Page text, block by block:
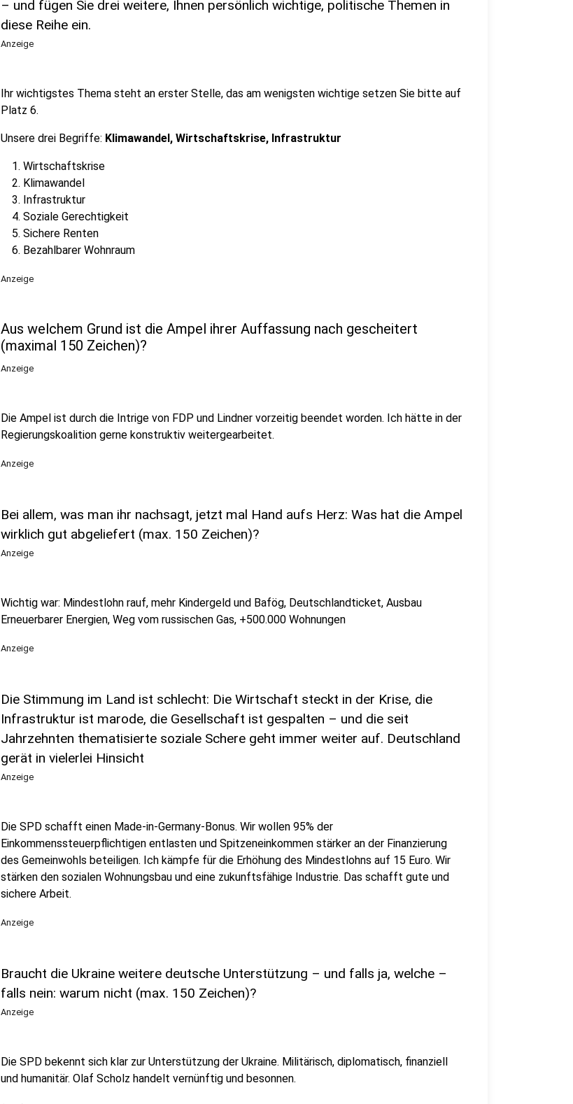
– und fügen Sie drei weitere, Ihnen persönlich wichtige, politische Themen in
diese Reihe ein.
Anzeige
Ihr wichtigstes Thema steht an erster Stelle, das am wenigsten wichtige setzen Sie bitte auf
Platz 6.
Unsere drei Begriffe: Klimawandel, Wirtschaftskrise, Infrastruktur
Wirtschaftskrise
Klimawandel
Infrastruktur
Soziale Gerechtigkeit
Sichere Renten
Bezahlbarer Wohnraum
Anzeige
Aus welchem Grund ist die Ampel ihrer Auffassung nach gescheitert
(maximal 150 Zeichen)?
Anzeige
Die Ampel ist durch die Intrige von FDP und Lindner vorzeitig beendet worden. Ich hätte in der
Regierungskoalition gerne konstruktiv weitergearbeitet.
Anzeige
Bei allem, was man ihr nachsagt, jetzt mal Hand aufs Herz: Was hat die Ampel
wirklich gut abgeliefert (max. 150 Zeichen)?
Anzeige
Wichtig war: Mindestlohn rauf, mehr Kindergeld und Bafög, Deutschlandticket, Ausbau
Erneuerbarer Energien, Weg vom russischen Gas, +500.000 Wohnungen
Anzeige
Die Stimmung im Land ist schlecht: Die Wirtschaft steckt in der Krise, die
Infrastruktur ist marode, die Gesellschaft ist gespalten – und die seit
Jahrzehnten thematisierte soziale Schere geht immer weiter auf. Deutschland
gerät in vielerlei Hinsicht
Anzeige
Die SPD schafft einen Made-in-Germany-Bonus. Wir wollen 95% der
Einkommenssteuerpflichtigen entlasten und Spitzeneinkommen stärker an der Finanzierung
des Gemeinwohls beteiligen. Ich kämpfe für die Erhöhung des Mindestlohns auf 15 Euro. Wir
stärken den sozialen Wohnungsbau und eine zukunftsfähige Industrie. Das schafft gute und
sichere Arbeit.
Anzeige
Braucht die Ukraine weitere deutsche Unterstützung – und falls ja, welche –
falls nein: warum nicht (max. 150 Zeichen)?
Anzeige
Die SPD bekennt sich klar zur Unterstützung der Ukraine. Militärisch, diplomatisch, finanziell
und humanitär. Olaf Scholz handelt vernünftig und besonnen.